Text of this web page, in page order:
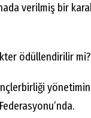
verilmiş bir
ödüllendirilir mi?